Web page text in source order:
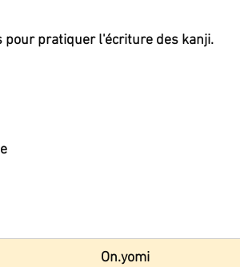
pour pratiquer l'écriture des kanji.
On.yomi